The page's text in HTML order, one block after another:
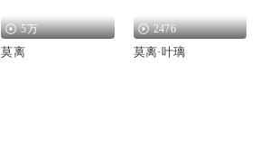
5万
莫离
2476
莫离·叶璃